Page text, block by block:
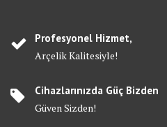
Profesyonel Hizmet,
Arçelik Kalitesiyle!
Cihazlarınızda Güç Bizden
Güven Sizden!